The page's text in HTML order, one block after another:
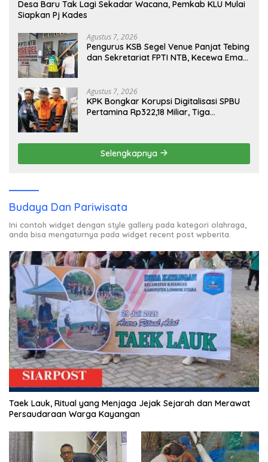
Desa Baru Tak Lagi Sekadar Wacana, Pemkab KLU Mulai
Siapkan Pj Kades
Agustus 7, 2026
Pengurus KSB Segel Venue Panjat Tebing
dan Sekretariat FPTI NTB, Kecewa Emas
Agustus 7, 2026
KPK Bongkar Korupsi Digitalisasi SPBU
Pertamina Rp322,18 Miliar, Tiga
Selengkapnya
Budaya Dan Pariwisata
Ini contoh widget dengan style gallery pada kategori olahraga,
anda bisa mengaturnya pada widget recent post wpberita.
Taek Lauk, Ritual yang Menjaga Jejak Sejarah dan Merawat
Persaudaraan Warga Kayangan